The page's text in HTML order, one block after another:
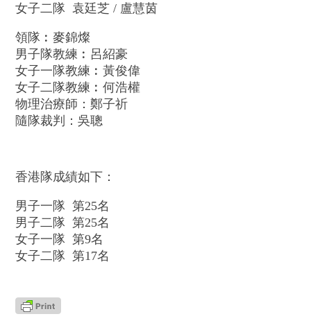
女子二隊 袁廷芝 / 盧慧茵
領隊︰麥錦燦
男子隊教練︰呂紹豪
女子一隊教練︰黃俊偉
女子二隊教練︰何浩權
物理治療師：鄭子祈
隨隊裁判：吳聰
香港隊成績如下：
男子一隊 第25名
男子二隊 第25名
女子一隊 第9名
女子二隊 第17名